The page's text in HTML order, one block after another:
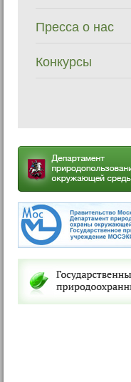
Пресса о нас
Конкурсы